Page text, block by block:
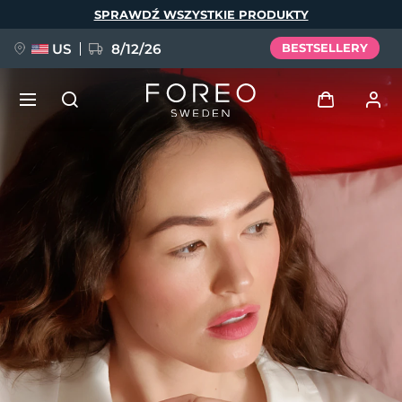
SPRAWDŹ WSZYSTKIE PRODUKTY
US 8/12/26 BESTSELLERY
Zaloguj
Profil użytkownika
Moje urządzenia
Moje zamówienia
Moje adresy
Moje subskrypcje
FAQ™ Pure Beauty-Tech Elixir
BREAKING NEWS
issa™ Teeth Whitening Set
Język
English Deutsch
Español
Français
Português
Polski
Svenska
Русский
Türkçe
简体中文 繁體中文